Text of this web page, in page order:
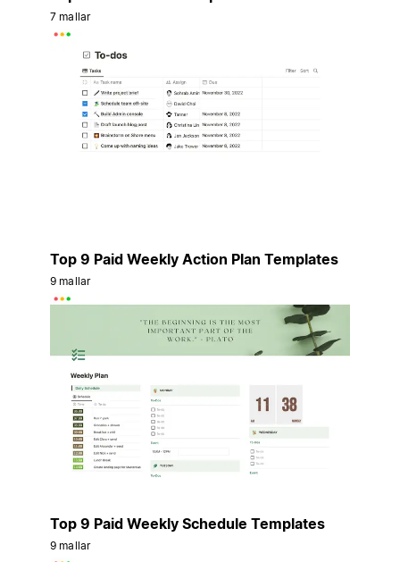
7 mallar
Top 9 Paid Weekly Action Plan Templates
9 mallar
Top 9 Paid Weekly Schedule Templates
9 mallar